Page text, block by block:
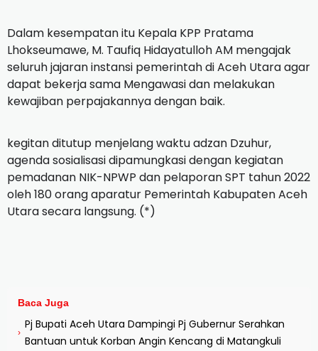
Dalam kesempatan itu Kepala KPP Pratama
Lhokseumawe, M. Taufiq Hidayatulloh AM mengajak
seluruh jajaran instansi pemerintah di Aceh Utara agar
dapat bekerja sama Mengawasi dan melakukan
kewajiban perpajakannya dengan baik.
kegitan ditutup menjelang waktu adzan Dzuhur,
agenda sosialisasi dipamungkasi dengan kegiatan
pemadanan NIK-NPWP dan pelaporan SPT tahun 2022
oleh 180 orang aparatur Pemerintah Kabupaten Aceh
Utara secara langsung. (*)
Baca Juga
›
Pj Bupati Aceh Utara Dampingi Pj Gubernur Serahkan
Bantuan untuk Korban Angin Kencang di Matangkuli